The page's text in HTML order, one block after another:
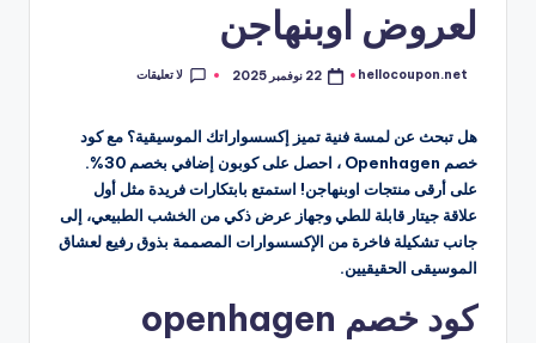
لعروض اوبنهاجن
تمّ
hellocoupon.net 22 نوفمبر 2025 لا تعليقات
هل تبحث عن لمسة فنية تميز إكسسواراتك الموسيقية؟ مع كود
خصم Openhagen ، احصل على كوبون إضافي بخصم 30%.
على أرقى منتجات اوبنهاجن! استمتع بابتكارات فريدة مثل أول
علاقة جيتار قابلة للطي وجهاز عرض ذكي من الخشب الطبيعي، إلى
جانب تشكيلة فاخرة من الإكسسوارات المصممة بذوق رفيع لعشاق
الموسيقى الحقيقيين.
كود خصم openhagen